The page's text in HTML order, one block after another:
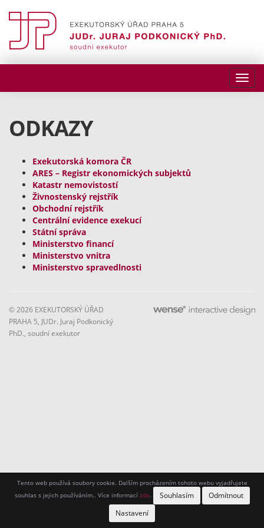
ODKAZY
Exekutorská komora ČR
ARES – Registr ekonomických subjektů
Katastr nemovistostí
Živnostenský rejstřík
Obchodní rejstřík
Centrální evidence exekucí
Státní správa
Ministerstvo financí
Ministerstvo vnitra
Ministerstvo spravedlnosti
© 2026 EXEKUTORSKÝ ÚŘAD
PRAHA 5, JUDr. Juraj Podkonický
PhD., soudní exekutor
Tento web používá soubory cookie. Dalším procházením tohoto webu vyjadřujete
souhlas s jejich používáním.. Více informací zde. Souhlasím
Odmítnout
Nastavení